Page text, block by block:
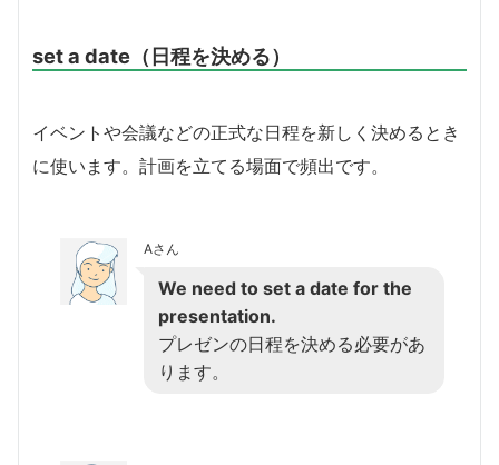
set a date（日程を決める）
イベントや会議などの正式な日程を新しく決めるとき
に使います。計画を立てる場面で頻出です。
Aさん
We need to set a date for the
presentation.
プレゼンの日程を決める必要があ
ります。